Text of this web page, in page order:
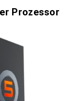
Prozessor